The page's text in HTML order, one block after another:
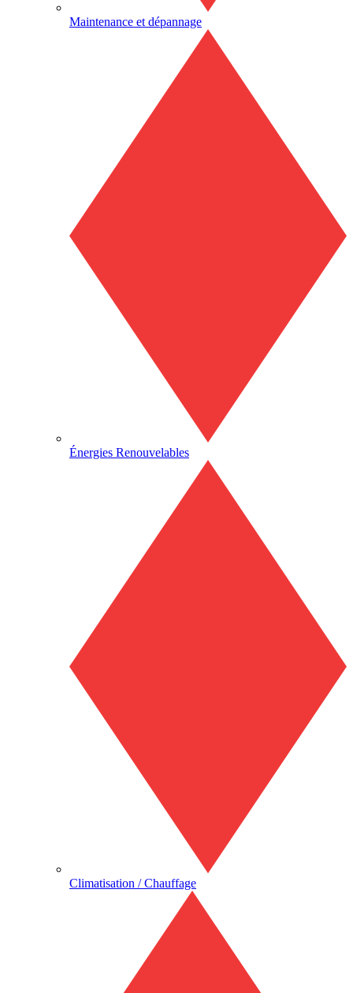
Maintenance et dépannage
Énergies Renouvelables
Climatisation / Chauffage